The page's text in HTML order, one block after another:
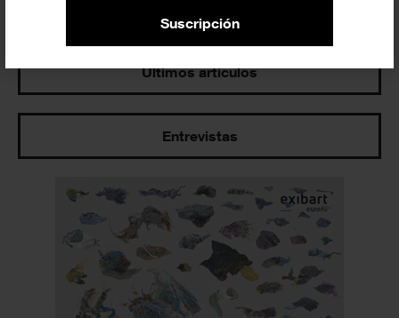
Suscripción
Últimos artículos
Entrevistas